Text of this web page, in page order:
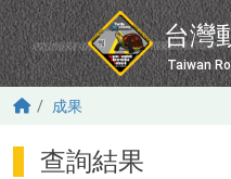
移至主內容
台灣
Taiwan
成果
查詢結果